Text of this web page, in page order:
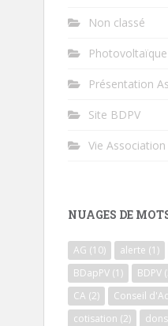
Non classé
Photovoltaïque
Présentation
Site BDPV
Vie Association
NUAGES DE
AG (10) alerte (1)
BDapPV (1) BDPV
CA (2) Conseil
cotisation (2) dons